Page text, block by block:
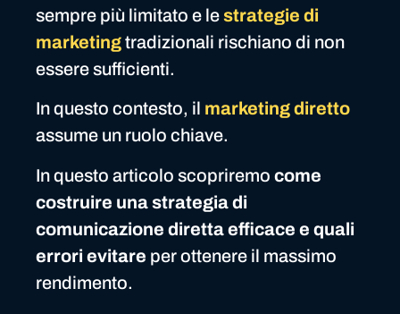
sempre più limitato e lestrategie di
marketingtradizionali rischiano di non
essere sufficienti.
In questo contesto, il marketing diretto
assume un ruolo chiave.
In questo articolo scopriremo come
costruire unastrategia di
comunicazione diretta efficace e quali
errori evitare per ottenere il massimo
rendimento.